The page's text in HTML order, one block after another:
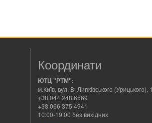
Координати
ЮТЦ "РТМ":
м.Київ, вул. В. Липківського (Урицького), 1
+38 044 248 6569
+38 066 375 4941
10:00-19:00 без вихідних